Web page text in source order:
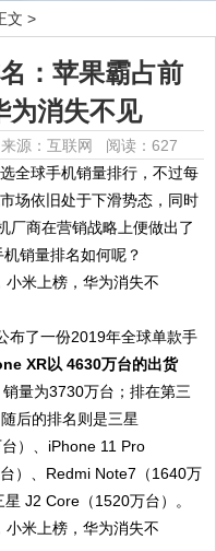
文 >
：苹果霸占前
为消失不见
源：互联网 阅读：627
全球手机销量排行，不过每
场依旧处于下滑势态，同时
厂商在营销战略上便做出了
销量排名如何呢？
布了一份2019年全球单款手
XR以 4630万台的出货
销量为3730万台；排在第三
后的排名则是三星
）、iPhone 11 Pro
）、Redmi Note7（1640万
J2 Core（1520万台）。